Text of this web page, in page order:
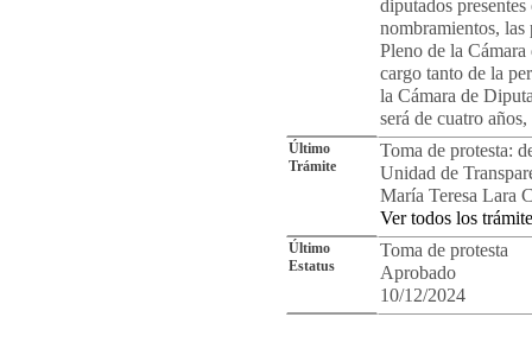
diputados
nombramientos, las
Pleno de la
cargo tanto de la
la Cámara de
será de cuatro
Último
Trámite
Toma de protesta:
Unidad de
María Teresa Lara
Ver todos los
Último
Estatus
Toma de protesta
Aprobado
10/12/2024